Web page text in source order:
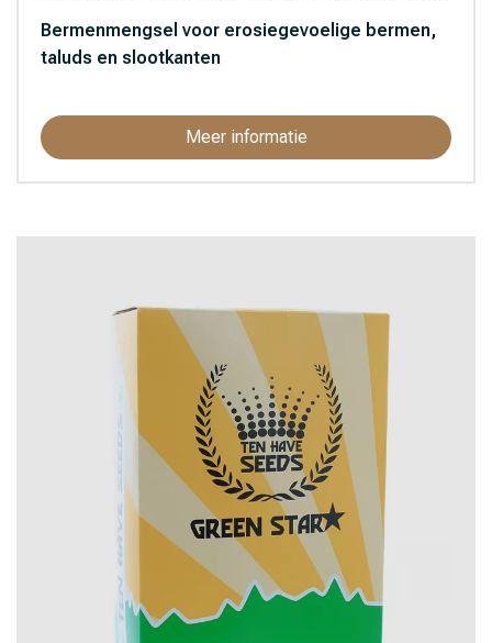
Bermenmengsel voor erosiegevoelige bermen,
taluds en slootkanten
Meer informatie